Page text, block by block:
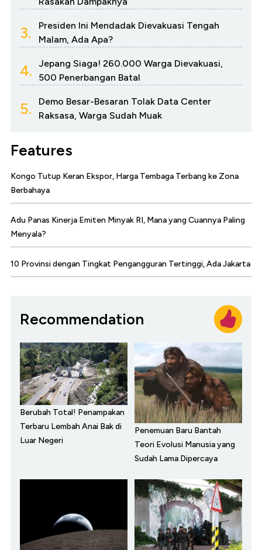
3.
Presiden Ini Mendadak Dievakuasi Tengah
Malam, Ada Apa?
4.
Jepang Siaga! 260.000 Warga Dievakuasi,
500 Penerbangan Batal
5.
Demo Besar-Besaran Tolak Data Center
Raksasa, Warga Sudah Muak
Features
Kongo Tutup Keran Ekspor, Harga Tembaga Terbang ke Zona
Berbahaya
Adu Panas Kinerja Emiten Minyak RI, Mana yang Cuannya Paling
Menyala?
10 Provinsi dengan Tingkat Pengangguran Tertinggi, Ada Jakarta
Recommendation
Berubah Total! Penampakan
Terbaru Lembah Anai Bak di
Luar Negeri
Penemuan Baru Bantah
Teori Evolusi Manusia yang
Sudah Lama Dipercaya